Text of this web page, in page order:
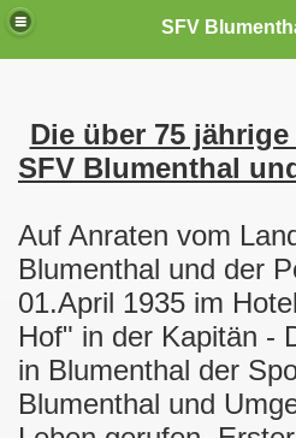
Die über 75
SFV Blumenthal
Auf Anraten vom
Blumenthal und der
01.April 1935 im
Hof" in der Kapitän -
in Blumenthal der
Blumenthal und